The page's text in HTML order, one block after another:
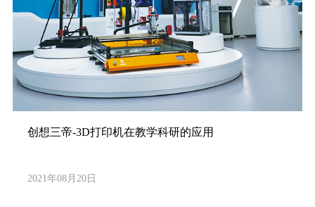
创想三帝-3D打印机在教学科研的应用
2021年08月20日